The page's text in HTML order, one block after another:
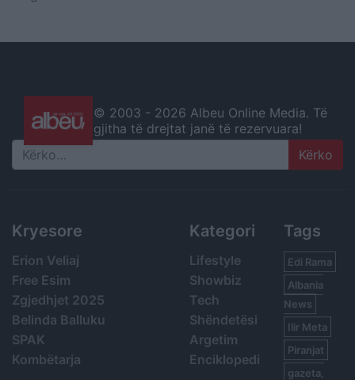
© 2003 - 2026 Albeu Online Media. Të
gjitha të drejtat janë të rezervuara!
Search
Kryesore
Erion Veliaj
Free Esim
Zgjedhjet 2025
Belinda Balluku
SPAK
Kombëtarja
Kategori
Lifestyle
Showbiz
Tech
Shëndetësi
Argetim
Enciklopedi
Tags
Edi Rama
Albania
News
Ilir Meta
Piranjat
gazeta,